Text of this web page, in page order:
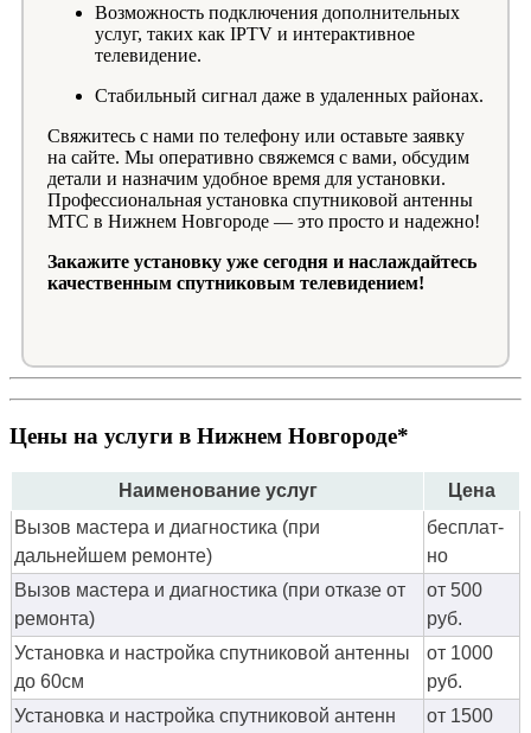
Возможность подключения дополнительных
услуг, таких как IPTV и интерактивное
телевидение.
Стабильный сигнал даже в удаленных районах.
Свяжитесь с нами по телефону или оставьте заявку
на сайте. Мы оперативно свяжемся с вами, обсудим
детали и назначим удобное время для установки.
Профессиональная установка спутниковой антенны
МТС в Нижнем Новгороде — это просто и надежно!
Закажите установку уже сегодня и наслаждайтесь
качественным спутниковым телевидением!
Цены на услуги в Нижнем Новгороде*
Наименование услуг
Цена
Вызов мастера и диагностика (при
дальнейшем ремонте)
бес­плат­
но
Вызов мастера и диагностика (при отказе от
ремонта)
от 500
руб.
Установка и настройка спутниковой антенны
до 60см
от 1000
руб.
Установка и настройка спутниковой антенн
от 1500